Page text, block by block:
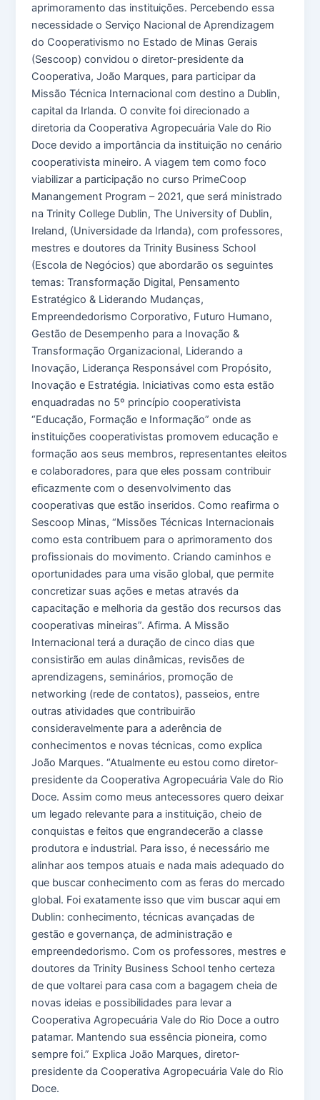
aprimoramento das instituições. Percebendo essa
necessidade o Serviço Nacional de Aprendizagem
do Cooperativismo no Estado de Minas Gerais
(Sescoop) convidou o diretor-presidente da
Cooperativa, João Marques, para participar da
Missão Técnica Internacional com destino a Dublin,
capital da Irlanda. O convite foi direcionado a
diretoria da Cooperativa Agropecuária Vale do Rio
Doce devido a importância da instituição no cenário
cooperativista mineiro. A viagem tem como foco
viabilizar a participação no curso PrimeCoop
Manangement Program – 2021, que será ministrado
na Trinity College Dublin, The University of Dublin,
Ireland, (Universidade da Irlanda), com professores,
mestres e doutores da Trinity Business School
(Escola de Negócios) que abordarão os seguintes
temas: Transformação Digital, Pensamento
Estratégico & Liderando Mudanças,
Empreendedorismo Corporativo, Futuro Humano,
Gestão de Desempenho para a Inovação &
Transformação Organizacional, Liderando a
Inovação, Liderança Responsável com Propósito,
Inovação e Estratégia. Iniciativas como esta estão
enquadradas no 5º princípio cooperativista
“Educação, Formação e Informação” onde as
instituições cooperativistas promovem educação e
formação aos seus membros, representantes eleitos
e colaboradores, para que eles possam contribuir
eficazmente com o desenvolvimento das
cooperativas que estão inseridos. Como reafirma o
Sescoop Minas, “Missões Técnicas Internacionais
como esta contribuem para o aprimoramento dos
profissionais do movimento. Criando caminhos e
oportunidades para uma visão global, que permite
concretizar suas ações e metas através da
capacitação e melhoria da gestão dos recursos das
cooperativas mineiras”. Afirma. A Missão
Internacional terá a duração de cinco dias que
consistirão em aulas dinâmicas, revisões de
aprendizagens, seminários, promoção de
networking (rede de contatos), passeios, entre
outras atividades que contribuirão
consideravelmente para a aderência de
conhecimentos e novas técnicas, como explica
João Marques. “Atualmente eu estou como diretor-
presidente da Cooperativa Agropecuária Vale do Rio
Doce. Assim como meus antecessores quero deixar
um legado relevante para a instituição, cheio de
conquistas e feitos que engrandecerão a classe
produtora e industrial. Para isso, é necessário me
alinhar aos tempos atuais e nada mais adequado do
que buscar conhecimento com as feras do mercado
global. Foi exatamente isso que vim buscar aqui em
Dublin: conhecimento, técnicas avançadas de
gestão e governança, de administração e
empreendedorismo. Com os professores, mestres e
doutores da Trinity Business School tenho certeza
de que voltarei para casa com a bagagem cheia de
novas ideias e possibilidades para levar a
Cooperativa Agropecuária Vale do Rio Doce a outro
patamar. Mantendo sua essência pioneira, como
sempre foi.” Explica João Marques, diretor-
presidente da Cooperativa Agropecuária Vale do Rio
Doce.